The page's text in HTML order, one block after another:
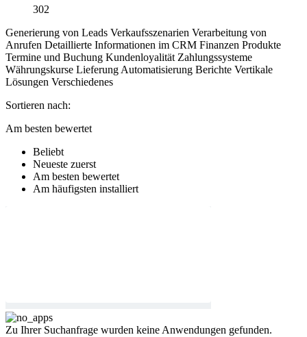
302
Generierung von Leads Verkaufsszenarien Verarbeitung von
Anrufen Detaillierte Informationen im CRM Finanzen Produkte
Termine und Buchung Kundenloyalität Zahlungssysteme
Währungskurse Lieferung Automatisierung Berichte Vertikale
Lösungen Verschiedenes
Sortieren nach:
Am besten bewertet
Beliebt
Neueste zuerst
Am besten bewertet
Am häufigsten installiert
Zu Ihrer Suchanfrage wurden keine Anwendungen gefunden.